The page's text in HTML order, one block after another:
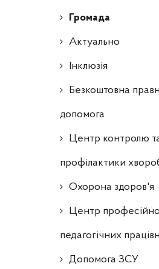
Громада
Актуально
Інклюзія
Безкоштовна
допомога
Центр контролю
профілактики
Охорона здоров'я
Центр
педагогічних
Допомога ЗСУ